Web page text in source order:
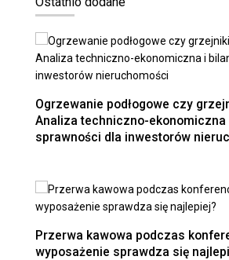
Ogrzewanie podłogowe czy
Analiza techniczno-ekonomiczna
sprawności dla inwestorów
Przerwa kawowa podczas
wyposażenie sprawdza się